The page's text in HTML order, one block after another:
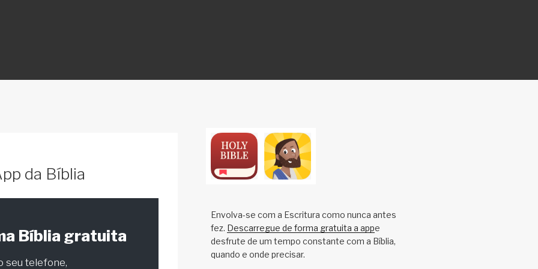
da Bíblia
Bíblia gratuita
seu telefone,
Envolva-se com a Escritura como nunca antes
fez. Descarregue de forma gratuita a appe
desfrute de um tempo constante com a Bíblia,
quando e onde precisar.